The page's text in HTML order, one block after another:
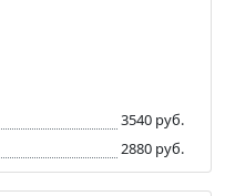
3540 руб.
2880 руб.